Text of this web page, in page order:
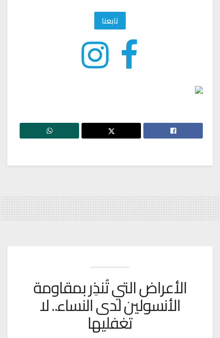
تابعنا
الأعراض التي تُنذِر بمقاومة
الأنسولين لدى النساء.. لا
تغفليها